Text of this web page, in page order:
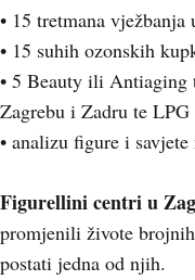
• 15 tretmana
• 15 suhih ozonskih
• 5 Beauty ili Antiaging
Zagrebu i Zadru te
• analizu figure i
Figurellini centri u
promjenili živote
postati jedna od njih.